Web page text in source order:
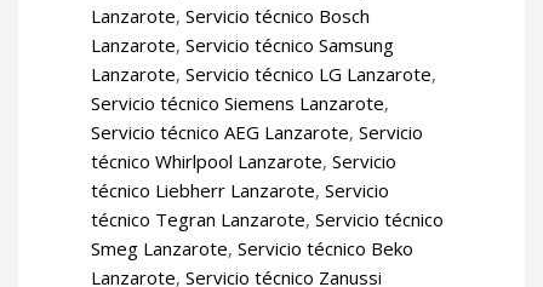
Lanzarote, Servicio técnico Bosch
Lanzarote, Servicio técnico Samsung
Lanzarote, Servicio técnico LG Lanzarote,
Servicio técnico Siemens Lanzarote,
Servicio técnico AEG Lanzarote, Servicio
técnico Whirlpool Lanzarote, Servicio
técnico Liebherr Lanzarote, Servicio
técnico Tegran Lanzarote, Servicio técnico
Smeg Lanzarote, Servicio técnico Beko
Lanzarote, Servicio técnico Zanussi